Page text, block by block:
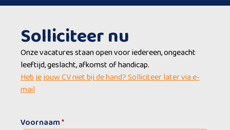
Solliciteer nu
Onze vacatures staan open voor iedereen, ongeacht
leeftijd, geslacht, afkomst of handicap.
Heb je jouw CV niet bij de hand? Solliciteer later via e-
mail
Voornaam*